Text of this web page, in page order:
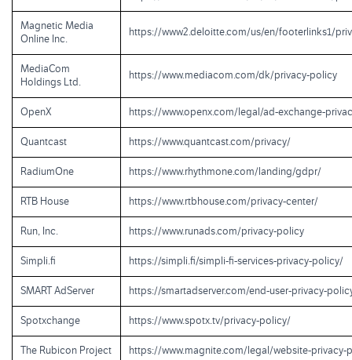
Magnetic Media
Online Inc.
https://www2.deloitte.com/us/en/footerlinks1/
MediaCom
Holdings Ltd.
https://www.mediacom.com/dk/privacy-policy
OpenX https://www.openx.com/legal/ad-exchange-
Quantcast https://www.quantcast.com/privacy/
RadiumOne https://www.rhythmone.com/landing/gdpr/
RTB House https://www.rtbhouse.com/privacy-center/
Run, Inc. https://www.runads.com/privacy-policy
Simpli.fi https://simpli.fi/simpli-fi-services-privacy-policy/
SMART AdServer https://smartadserver.com/end-user-privacy-
Spotxchange https://www.spotx.tv/privacy-policy/
The Rubicon Project https://www.magnite.com/legal/website-privacy-